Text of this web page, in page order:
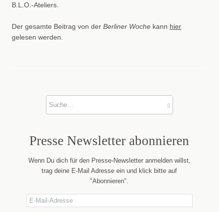
B.L.O.-Ateliers.
Der gesamte Beitrag von derBerliner Wochekann hier
gelesen werden.
Presse News­letter abonnieren
Wenn Du dich für den Presse-Newsletter anmelden willst,
trag deine E-Mail Adresse ein und klick bitte auf
"Abonnieren".